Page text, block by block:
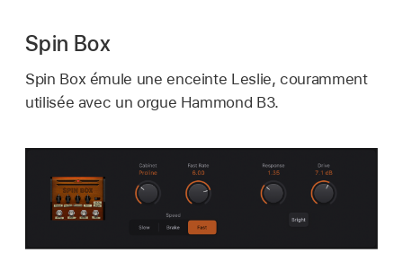
Spin Box
Spin Box émule une enceinte Leslie, couramment
utilisée avec un orgue Hammond B3.